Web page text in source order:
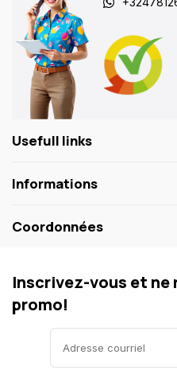
Usefull links
Informations
Coordonnées
Inscrivez-vous et ne
promo!